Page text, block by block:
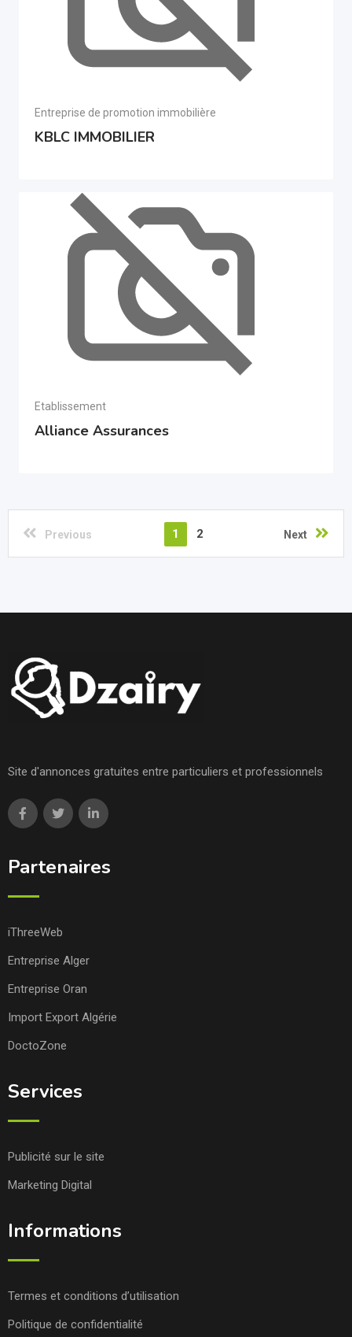
Entreprise de promotion immobilière
KBLC IMMOBILIER
Etablissement
Alliance Assurances
Previous 1 2 Next
Site d'annonces gratuites entre particuliers et professionnels
Partenaires
iThreeWeb
Entreprise Alger
Entreprise Oran
Import Export Algérie
DoctoZone
Services
Publicité sur le site
Marketing Digital
Informations
Termes et conditions d’utilisation
Politique de confidentialité